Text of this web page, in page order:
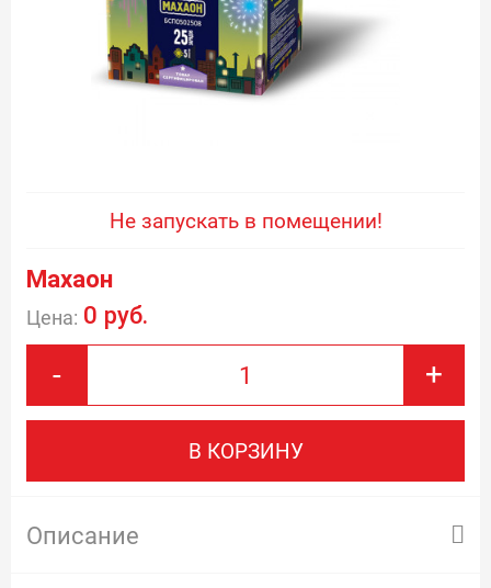
Не запускать в помещении!
Махаон
Цена: 0 руб.
- +
В КОРЗИНУ
Описание